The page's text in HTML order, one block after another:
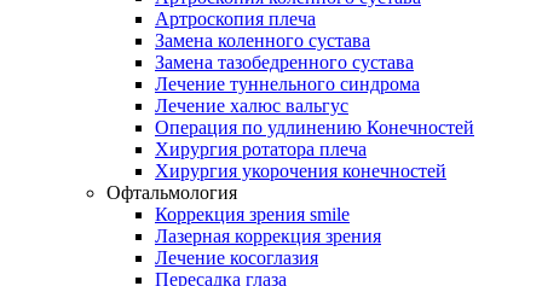
Артроскопия плеча
Замена коленного сустава
Замена тазобедренного сустава
Лечение туннельного синдрома
Лечение халюс вальгус
Операция по удлинению Конечностей
Хирургия ротатора плеча
Хирургия укорочения конечностей
Офтальмология
Коррекция зрения smile
Лазерная коррекция зрения
Лечение косоглазия
Пересадка глаза